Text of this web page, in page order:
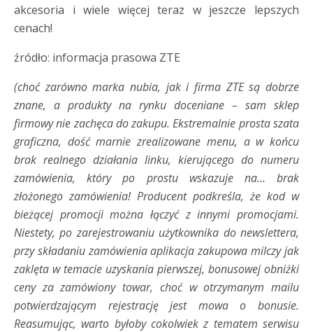
akcesoria i wiele więcej teraz w jeszcze lepszych
cenach!
źródło: informacja prasowa ZTE
(choć zarówno marka nubia, jak i firma ZTE są dobrze
znane, a produkty na rynku doceniane – sam sklep
firmowy nie zachęca do zakupu. Ekstremalnie prosta szata
graficzna, dość marnie zrealizowane menu, a w końcu
brak realnego działania linku, kierującego do numeru
zamówienia, który po prostu wskazuje na… brak
złożonego zamówienia! Producent podkreśla, że kod w
bieżącej promocji można łączyć z innymi promocjami.
Niestety, po zarejestrowaniu użytkownika do newslettera,
przy składaniu zamówienia aplikacja zakupowa milczy jak
zaklęta w temacie uzyskania pierwszej, bonusowej obniżki
ceny za zamówiony towar, choć w otrzymanym mailu
potwierdzającym rejestrację jest mowa o bonusie.
Reasumując, warto byłoby cokolwiek z tematem serwisu